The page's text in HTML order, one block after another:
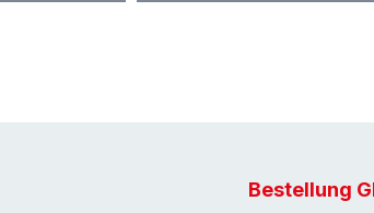
Bestellung